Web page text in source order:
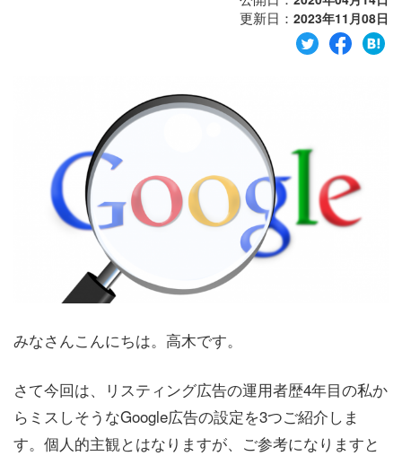
更新日： 2023年11月08日
みなさんこんにちは。高木です。
さて今回は、リスティング広告の運用者歴4年目の私か
らミスしそうなGoogle広告の設定を3つご紹介しま
す。個人的主観とはなりますが、ご参考になりますと